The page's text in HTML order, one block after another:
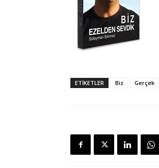
ETİKETLER Biz Gerçek